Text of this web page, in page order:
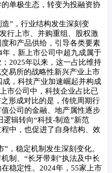
单极生态，转变为投融资协
”，行业结构发生深刻变
行上市、并购重组、股权激
和产品供给，引导各类要素
，新上市公司中超九成属于
2025年以来，这一占比维持
易所的战略性新兴产业上市
，科技产业加速崛起并构成
市公司中，科技企业占比已
形成对比的是，传统周期行
公司的金融、地产属性逐步
逻辑转向“科技-制造”新范
中，也促进了自身结构、效
”，稳定机制发生深刻变化。
制、“长牙带刺”执法及中长
稳定性。2024年，55家上市